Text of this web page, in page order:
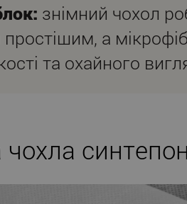
знімний чохол
а
та охайного